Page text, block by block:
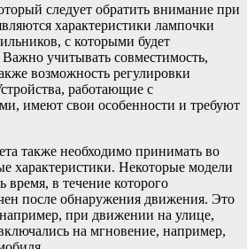
следует обратить внимание при
характеристики лампочки
с которыми будет
Важно учитывать совместимость,
возможность регулировки
работающие с
имеют свои особенности и требуют
также необходимо принимать во
характеристики. Некоторые модели
время, в течение которого
после обнаружения движения. Это
при движении на улице,
на мгновение, например,